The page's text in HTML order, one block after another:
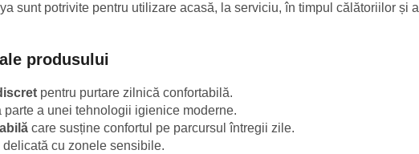
sunt potrivite pentru utilizare acasă, la serviciu, în timpul călătoriilor și al
produsului
pentru purtare zilnică confortabilă.
parte a unei tehnologii igienice moderne.
care susține confortul pe parcursul întregii zile.
delicată cu zonele sensibile.